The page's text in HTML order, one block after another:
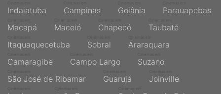
Indaiatuba Campinas Goiânia Parauapebas
Macapá Maceió Chapecó Taubaté
Itaquaquecetuba Sobral Araraquara
Camaragibe Campo Largo Suzano
São José de Ribamar Guarujá Joinville